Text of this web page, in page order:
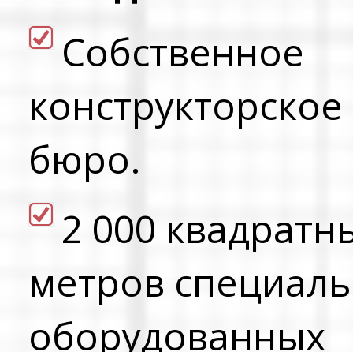
Cобственное
конструкторское
бюро.
2 000
метров
оборудованных